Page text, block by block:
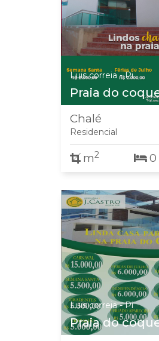
Luis correia - Pi
Praia do
Chalé
Residencial
m2 0
Luis correia - Pi
Praia do